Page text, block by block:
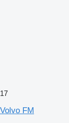
17
Volvo FM